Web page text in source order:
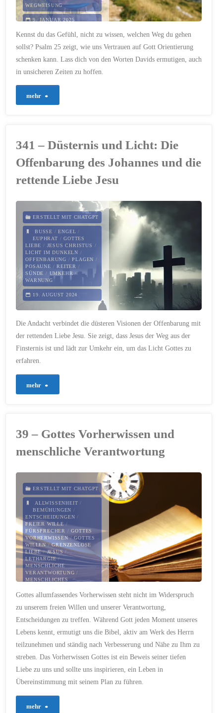
WEGWEISUNG
9. JANUAR 2025
Kennst du das Gefühl, nicht zu wissen, welchen Weg du gehen
sollst? Psalm 25 zeigt, wie uns Vertrauen auf Gott Orientierung
schenken kann. Lass dich von den Worten Davids ermutigen, auch
in unsicheren Zeiten zu hoffen.
mehr
der
Vertrauen
auf
Psalm
25"
341 – Düsternis und Licht: Die
Offenbarung des Johannes und die
rettende Liebe Jesu
ERSTELLT MIT CHATGPT
BUSSE /ENGEL /
EUPHRAT /GOTTES
LIEBE / JESUS CHRISTUS /
LICHT IM DUNKELN /
OFFENBARUNG /PLAGEN /
POSAUNE /REITER /
SÜNDE / UMKEHR/
WARNUNG
19. AUGUST 2024
Die Andacht verbindet die düsteren Visionen der Offenbarung mit
der rettenden Liebe Jesu. Sie zeigt, dass Jesus der Weg aus der
Finsternis ist und lädt zur Umkehr ein, um das Licht Gottes zu
erfahren.
mehr
Die
Offenbarung
des
Johannes
und
die
Liebe
Jesu"
39 – Gottes Vorherwissen und
menschliche Verantwortung
ERSTELLT MIT CHATGPT
ALLWISSENHEIT /
BEMÜHUNGEN /
ENTSCHEIDUNGEN /
FREIER WILLE/
FÜRSPRECHER /GOTTES
VORHERWISSEN/GOTTES
WILLEN /GRENZENLOSE
LIEBE/JESUS/
LETHARGIE/
MENSCHLICHE
VERANTWORTUNG /
MENSCHLICHES
MENSCHLICHES HERZ/
SCHICKSAL/SICHERHEIT/
ÜBEREINSTIMMUNG/
UNIVERSUM
VERBESSERUNG/
VORHERWISSEN
23. OKTOBER 2023
Gottes allumfassendes Vorherwissen steht nicht im Widerspruch
zu unserem freien Willen und unserer Verantwortung,
Entscheidungen zu treffen. Während Gott jeden Moment unseres
Lebens kennt, ermutigt uns die Bibel, aktiv am Werk des Herrn
teilzunehmen und ständig nach Verbesserung und Nähe zu Ihm zu
streben. Das Vorherwissen Gottes ist ein Beweis seiner tiefen
Liebe zu uns und sollte uns inspirieren, ein Leben in
Übereinstimmung mit seinem Plan zu führen.
mehr